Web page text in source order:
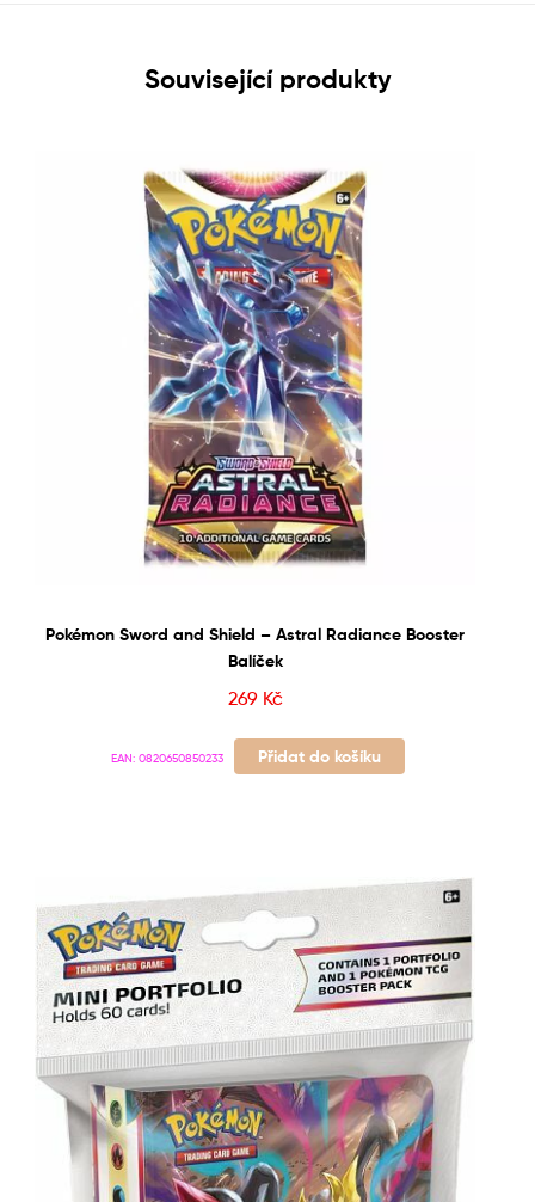
Související produkty
Pokémon Sword and Shield – Astral Radiance Booster
Balíček
269 Kč
EAN: 0820650850233 Přidat do košíku